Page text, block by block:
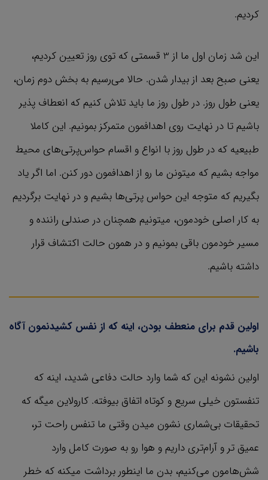
کردیم.
این شد زمان اول ما از 3 قسمتی که توی روز تعیین کردیم،
یعنی صبح بعد از بیدار شدن. حالا می‌رسیم به بخش دوم زمان،
یعنی طول روز. در طول روز ما باید تلاش کنیم که انعطاف پذیر
باشیم تا در نهایت روی اهدافمون متمرکز بمونیم. این کاملا
طبیعیه که در طول روز با انواع و اقسام حواس‌پرتی‌های محیط
مواجه بشیم که میتونن ما رو از اهدافمون دور کنن. اما اگر یاد
بگیریم که متوجه این حواس پرتی‌ها بشیم و در نهایت برگردیم
به کار اصلی خودمون، میتونیم همچنان در صندلی راننده و
مسیر خودمون باقی بمونیم و در همون حالت اکتشاف قرار
داشته باشیم.
اولین قدم برای منعطف بودن، اینه که از نفس کشیدنمون آگاه
باشیم.
اولین نشونه این که شما وارد حالت دفاعی شدید، اینه که
تنفستون خیلی سریع و کوتاه اتفاق بیوفته. کارولاین میگه که
تحقیقات بی‌شماری نشون میدن وقتی ما تنفس راحت تر،
عمیق تر و آرام‌تری داریم و هوا رو به صورت کامل وارد
شش‌هامون می‌کنیم، بدن ما اینطور برداشت میکنه که خطر